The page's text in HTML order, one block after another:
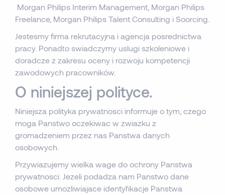
Morgan Philips Interim Management, Morgan Philips
Freelance, Morgan Philips Talent Consulting i Soorcing.
Jestesmy firma rekrutacyjna i agencja posrednictwa
pracy. Ponadto swiadczymy uslugi szkoleniowe i
doradcze z zakresu oceny i rozwoju kompetencji
zawodowych pracowników.
O niniejszej polityce.
Niniejsza polityka prywatnosci informuje o tym, czego
moga Panstwo oczekiwac w zwiazku z
gromadzeniem przez nas Panstwa danych
osobowych.
Przywiazujemy wielka wage do ochrony Panstwa
prywatnosci. Jezeli podadza nam Panstwo dane
osobowe umozliwiajace identyfikacje Panstwa